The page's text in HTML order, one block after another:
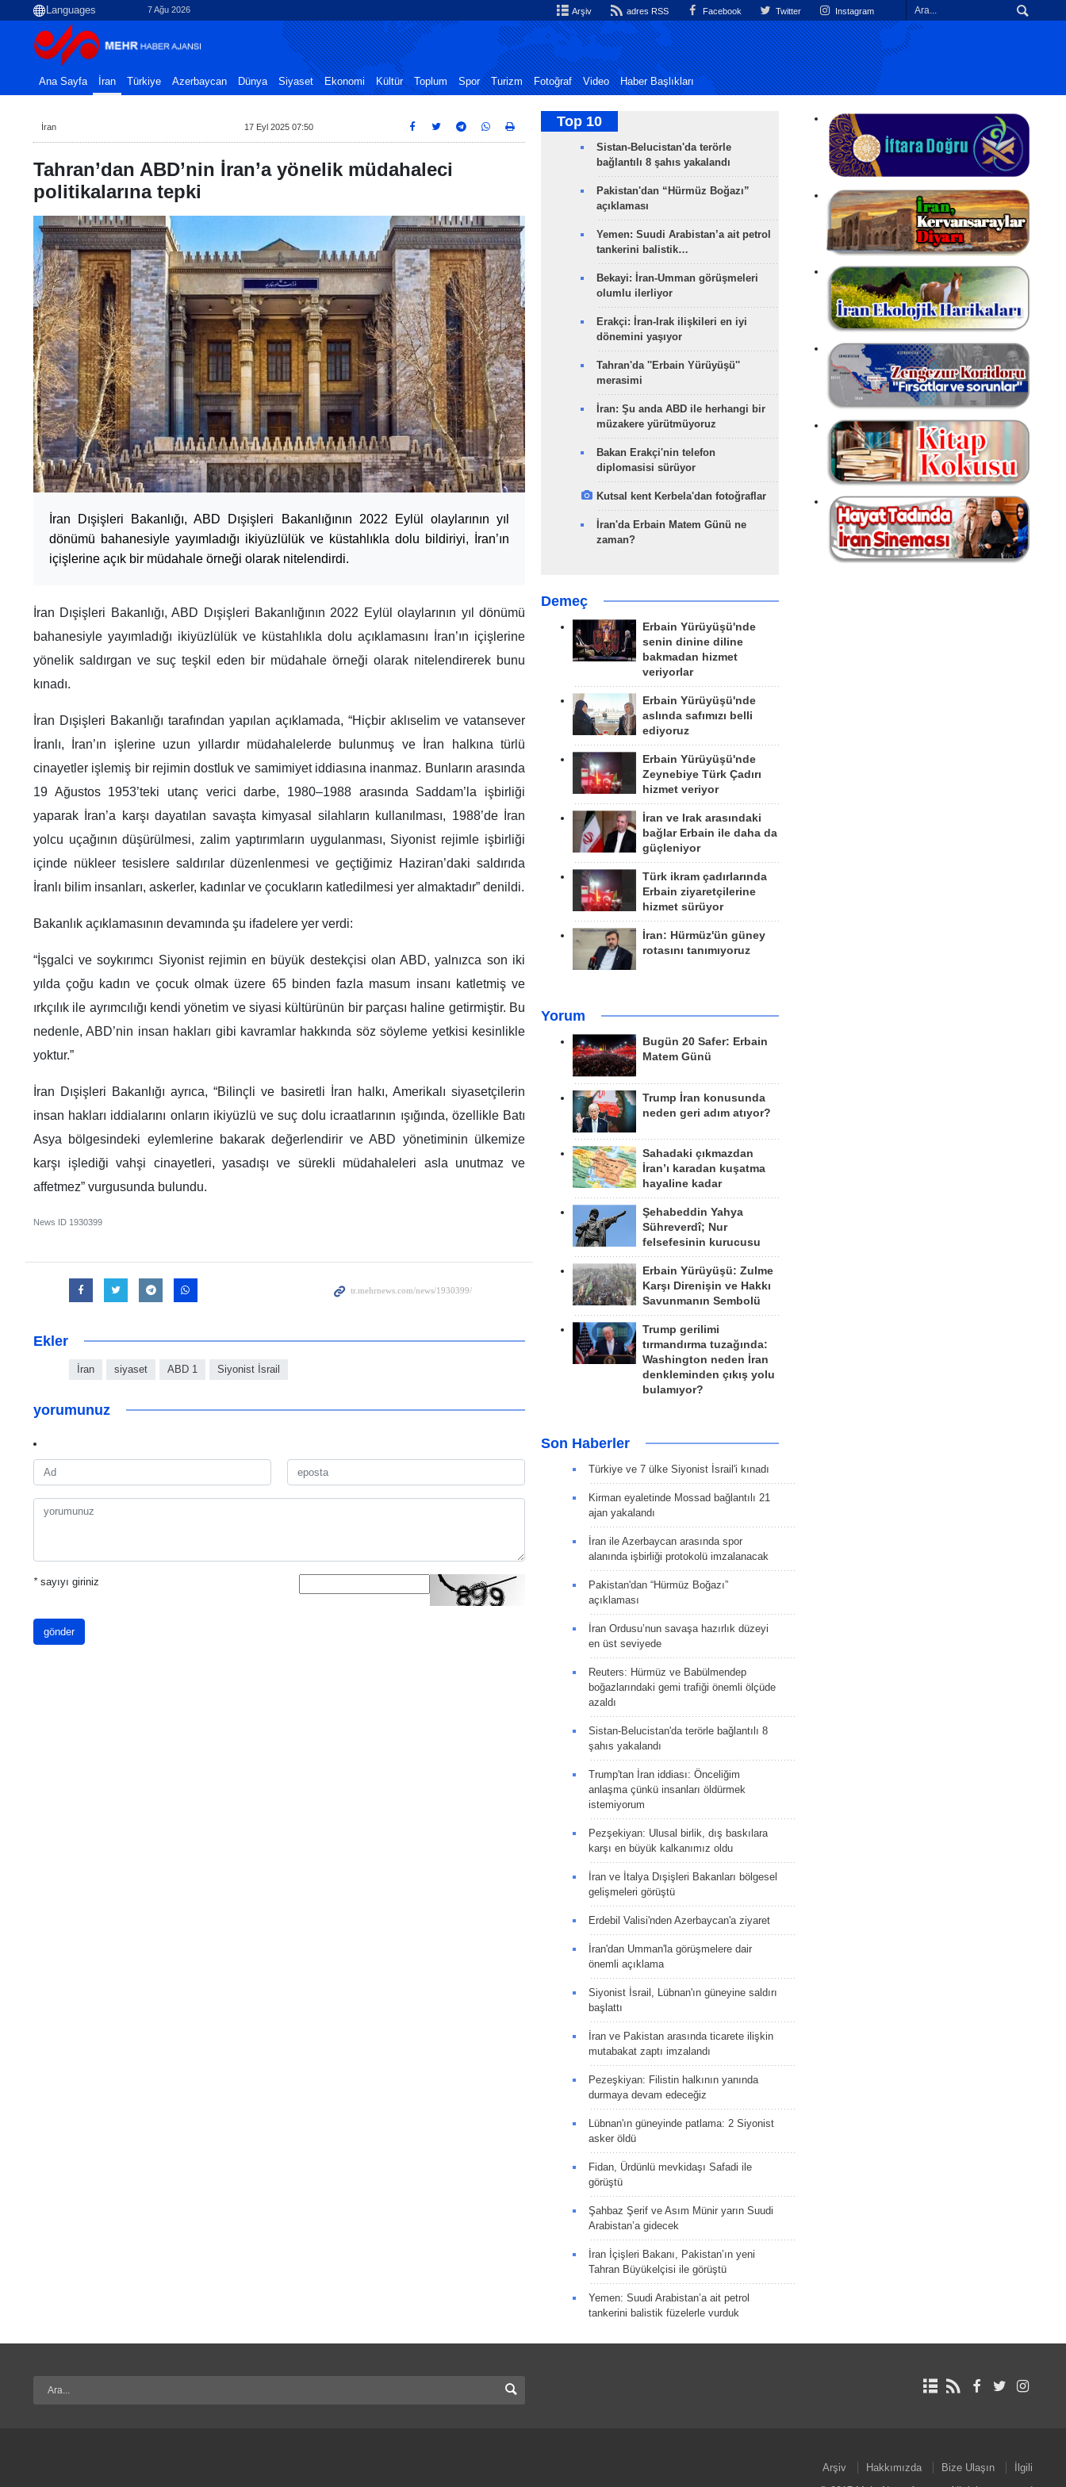
7 Ağu 2026 Arşiv adres RSS Facebook Twitter Instagram
Ana Sayfa İran Türkiye Azerbaycan Dünya Siyaset Ekonomi Kültür Toplum Spor Turizm Fotoğraf Video Haber Başlıkları
İran 17 Eyl 2025 07:50
Tahran’dan ABD’nin İran’a yönelik müdahaleci
politikalarına tepki
İran Dışişleri Bakanlığı, ABD Dışişleri Bakanlığının 2022 Eylül olaylarının yıl
dönümü bahanesiyle yayımladığı ikiyüzlülük ve küstahlıkla dolu bildiriyi, İran’ın
içişlerine açık bir müdahale örneği olarak nitelendirdi.
İran Dışişleri Bakanlığı, ABD Dışişleri Bakanlığının 2022 Eylül olaylarının yıl dönümü
bahanesiyle yayımladığı ikiyüzlülük ve küstahlıkla dolu açıklamasını İran’ın içişlerine
yönelik saldırgan ve suç teşkil eden bir müdahale örneği olarak nitelendirerek bunu
kınadı.
İran Dışişleri Bakanlığı tarafından yapılan açıklamada, “Hiçbir aklıselim ve vatansever
İranlı, İran’ın işlerine uzun yıllardır müdahalelerde bulunmuş ve İran halkına türlü
cinayetler işlemiş bir rejimin dostluk ve samimiyet iddiasına inanmaz. Bunların arasında
19 Ağustos 1953’teki utanç verici darbe, 1980–1988 arasında Saddam’la işbirliği
yaparak İran’a karşı dayatılan savaşta kimyasal silahların kullanılması, 1988’de İran
yolcu uçağının düşürülmesi, zalim yaptırımların uygulanması, Siyonist rejimle işbirliği
içinde nükleer tesislere saldırılar düzenlenmesi ve geçtiğimiz Haziran’daki saldırıda
İranlı bilim insanları, askerler, kadınlar ve çocukların katledilmesi yer almaktadır” denildi.
Bakanlık açıklamasının devamında şu ifadelere yer verdi:
“İşgalci ve soykırımcı Siyonist rejimin en büyük destekçisi olan ABD, yalnızca son iki
yılda çoğu kadın ve çocuk olmak üzere 65 binden fazla masum insanı katletmiş ve
ırkçılık ile ayrımcılığı kendi yönetim ve siyasi kültürünün bir parçası haline getirmiştir. Bu
nedenle, ABD’nin insan hakları gibi kavramlar hakkında söz söyleme yetkisi kesinlikle
yoktur.”
İran Dışişleri Bakanlığı ayrıca, “Bilinçli ve basiretli İran halkı, Amerikalı siyasetçilerin
insan hakları iddialarını onların ikiyüzlü ve suç dolu icraatlarının ışığında, özellikle Batı
Asya bölgesindeki eylemlerine bakarak değerlendirir ve ABD yönetiminin ülkemize
karşı işlediği vahşi cinayetleri, yasadışı ve sürekli müdahaleleri asla unutmaz ve
affetmez” vurgusunda bulundu.
News ID 1930399
Ekler
İran siyaset ABD 1 Siyonist İsrail
yorumunuz
*sayıyı giriniz
gönder
Top 10
Sistan-Belucistan'da terörle
bağlantılı 8 şahıs yakalandı
Pakistan'dan “Hürmüz Boğazı”
açıklaması
Yemen: Suudi Arabistan’a ait petrol
tankerini balistik…
Bekayi: İran-Umman görüşmeleri
olumlu ilerliyor
Erakçi: İran-Irak ilişkileri en iyi
dönemini yaşıyor
Tahran'da ''Erbain Yürüyüşü''
merasimi
İran: Şu anda ABD ile herhangi bir
müzakere yürütmüyoruz
Bakan Erakçi'nin telefon
diplomasisi sürüyor
Kutsal kent Kerbela'dan fotoğraflar
İran'da Erbain Matem Günü ne
zaman?
Demeç
Erbain Yürüyüşü'nde
senin dinine diline
bakmadan hizmet
veriyorlar
Erbain Yürüyüşü'nde
aslında safımızı belli
ediyoruz
Erbain Yürüyüşü'nde
Zeynebiye Türk Çadırı
hizmet veriyor
İran ve Irak arasındaki
bağlar Erbain ile daha da
güçleniyor
Türk ikram çadırlarında
Erbain ziyaretçilerine
hizmet sürüyor
İran: Hürmüz'ün güney
rotasını tanımıyoruz
Yorum
Bugün 20 Safer: Erbain
Matem Günü
Trump İran konusunda
neden geri adım atıyor?
Sahadaki çıkmazdan
İran’ı karadan kuşatma
hayaline kadar
Şehabeddin Yahya
Sühreverdî; Nur
felsefesinin kurucusu
Erbain Yürüyüşü: Zulme
Karşı Direnişin ve Hakkı
Savunmanın Sembolü
Trump gerilimi
tırmandırma tuzağında:
Washington neden İran
denkleminden çıkış yolu
bulamıyor?
Son Haberler
Türkiye ve 7 ülke Siyonist İsrail'i kınadı
Kirman eyaletinde Mossad bağlantılı 21
ajan yakalandı
İran ile Azerbaycan arasında spor
alanında işbirliği protokolü imzalanacak
Pakistan'dan “Hürmüz Boğazı”
açıklaması
İran Ordusu’nun savaşa hazırlık düzeyi
en üst seviyede
Reuters: Hürmüz ve Babülmendep
boğazlarındaki gemi trafiği önemli ölçüde
azaldı
Sistan-Belucistan'da terörle bağlantılı 8
şahıs yakalandı
Trump'tan İran iddiası: Önceliğim
anlaşma çünkü insanları öldürmek
istemiyorum
Pezşekiyan: Ulusal birlik, dış baskılara
karşı en büyük kalkanımız oldu
İran ve İtalya Dışişleri Bakanları bölgesel
gelişmeleri görüştü
Erdebil Valisi'nden Azerbaycan'a ziyaret
İran'dan Umman'la görüşmelere dair
önemli açıklama
Siyonist İsrail, Lübnan'ın güneyine saldırı
başlattı
İran ve Pakistan arasında ticarete ilişkin
mutabakat zaptı imzalandı
Pezeşkiyan: Filistin halkının yanında
durmaya devam edeceğiz
Lübnan'ın güneyinde patlama: 2 Siyonist
asker öldü
Fidan, Ürdünlü mevkidaşı Safadi ile
görüştü
Şahbaz Şerif ve Asım Münir yarın Suudi
Arabistan’a gidecek
İran İçişleri Bakanı, Pakistan’ın yeni
Tahran Büyükelçisi ile görüştü
Yemen: Suudi Arabistan’a ait petrol
tankerini balistik füzelerle vurduk
Arşiv Hakkımızda Bize Ulaşın
İlgili